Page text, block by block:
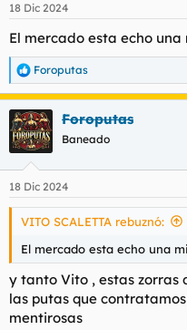
e
:
18 Dic 2024
El mercado esta echo una
R
e
a
c
c
i
e
s
Foroputas
Foroputas
Baneado
18 Dic 2024
VITO SCALETTA rebuznó:
El mercado esta echo una
y tanto Vito , estas zorras
las putas que
mentirosas